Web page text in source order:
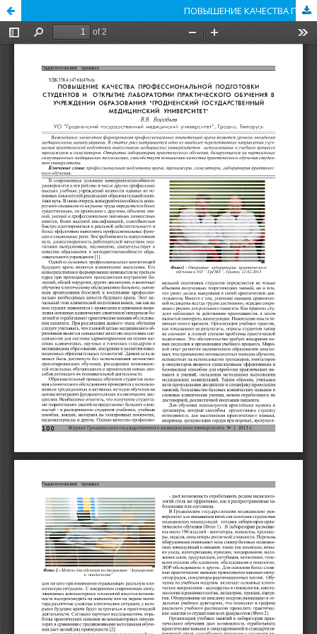
ПОВЫШЕНИЕ КАЧЕСТВА ПРОФЕССИОНАЛЬНОЙ ПОДГОТОВКИ СТУДЕНТОВ И ОТКРЫТИЕ ЛАБОРАТОРИИ ПРАКТИЧЕСКОГО ОБУЧЕНИЯ В УЧРЕЖДЕНИИ ОБРАЗОВАНИЯ "ГРОДНЕНСКИЙ ГОСУДАРСТВЕННЫЙ МЕДИЦИНСКИЙ УНИВЕРСИТЕТ"